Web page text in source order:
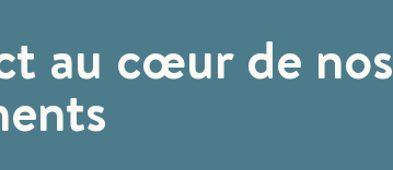
au cœur de nos